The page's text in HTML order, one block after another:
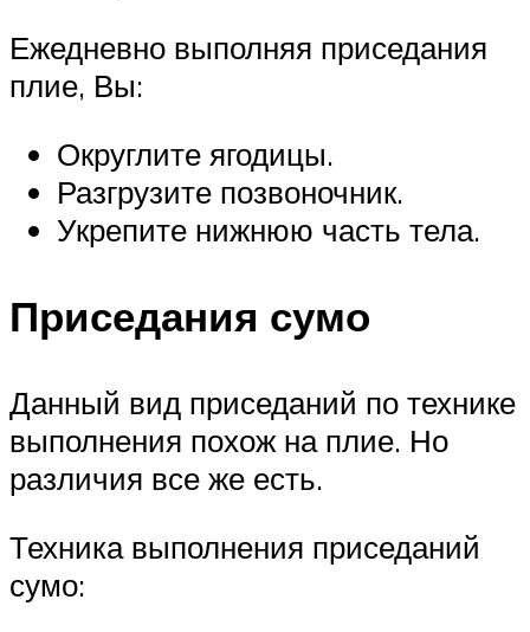
Ежедневно выполняя приседания
плие, Вы:
Округлите ягодицы.
Разгрузите позвоночник.
Укрепите нижнюю часть тела.
Приседания сумо
Данный вид приседаний по технике
выполнения похож на плие. Но
различия все же есть.
Техника выполнения приседаний
сумо: